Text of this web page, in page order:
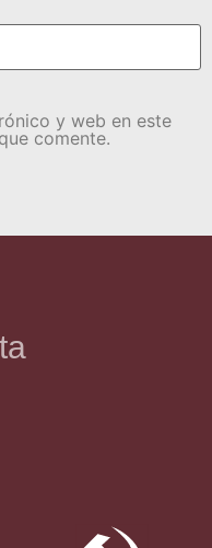
y web en este
comente.